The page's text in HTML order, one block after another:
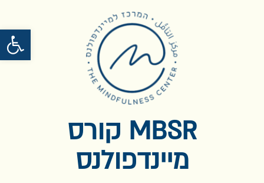
פתח סרגל נגישות
MBSR קורס
מיינדפולנס